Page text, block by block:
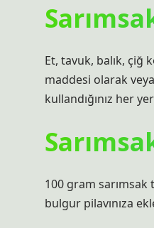
Et, tavuk, balık, çiğ
maddesi olarak
kullandığınız her
100 gram sarımsak
bulgur pilavınıza